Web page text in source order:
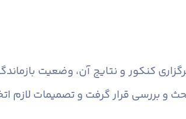
کنکور و نتایج آن، وضعیت
و بررسی قرار گرفت و تصمیمات لازم